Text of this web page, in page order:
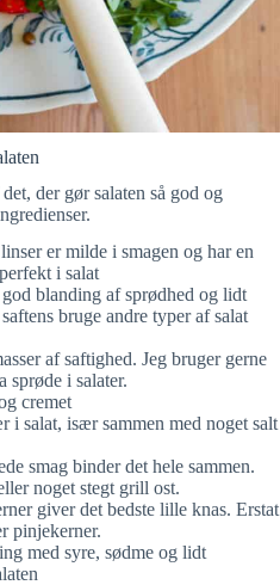
der gør salaten så god og
er milde i smagen og har en
i salat
god blanding af sprødhed og lidt
bruge andre typer af salat
af saftighed. Jeg bruger gerne
sprøde i salater.
cremet
i salat, især sammen med noget salt
smag binder det hele sammen.
noget stegt grill ost.
giver det bedste lille knas. Erstat
pinjekerner.
med syre, sødme og lidt